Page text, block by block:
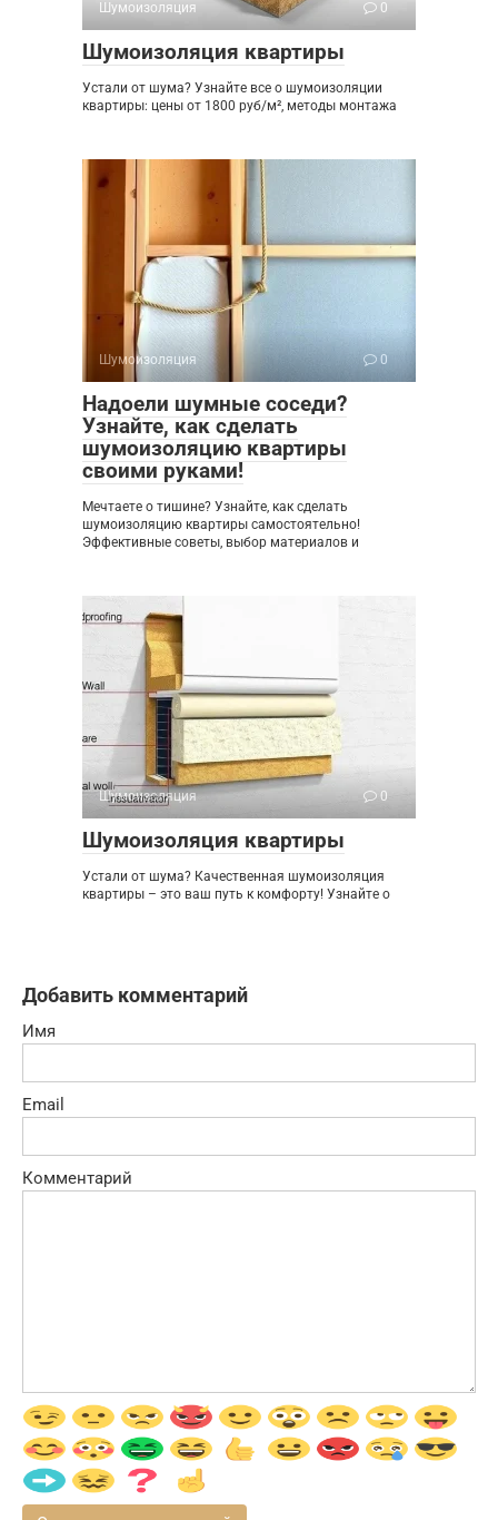
Шумоизоляция 0
Шумоизоляция квартиры
Устали от шума? Узнайте все о шумоизоляции
квартиры: цены от 1800 руб/м², методы монтажа
Шумоизоляция 0
Надоели шумные соседи?
Узнайте, как сделать
шумоизоляцию квартиры
своими руками!
Мечтаете о тишине? Узнайте, как сделать
шумоизоляцию квартиры самостоятельно!
Эффективные советы, выбор материалов и
Шумоизоляция 0
Шумоизоляция квартиры
Устали от шума? Качественная шумоизоляция
квартиры – это ваш путь к комфорту! Узнайте о
Добавить комментарий
Имя
Email
Комментарий